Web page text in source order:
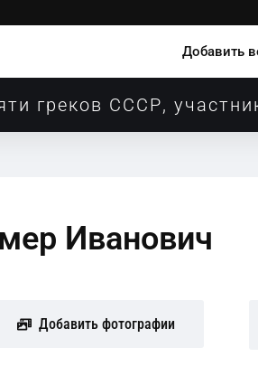
Добавить
греков СССР,
Иванович
Добавить фотографии